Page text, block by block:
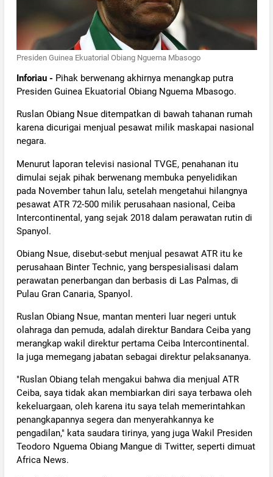
Presiden Guinea Ekuatorial Obiang Nguema Mbasogo
Inforiau - Pihak berwenang akhirnya menangkap putra
Presiden Guinea Ekuatorial Obiang Nguema Mbasogo.
Ruslan Obiang Nsue ditempatkan di bawah tahanan rumah
karena dicurigai menjual pesawat milik maskapai nasional
negara.
Menurut laporan televisi nasional TVGE, penahanan itu
dimulai sejak pihak berwenang membuka penyelidikan
pada November tahun lalu, setelah mengetahui hilangnya
pesawat ATR 72-500 milik perusahaan nasional, Ceiba
Intercontinental, yang sejak 2018 dalam perawatan rutin di
Spanyol.
Obiang Nsue, disebut-sebut menjual pesawat ATR itu ke
perusahaan Binter Technic, yang berspesialisasi dalam
perawatan penerbangan dan berbasis di Las Palmas, di
Pulau Gran Canaria, Spanyol.
Ruslan Obiang Nsue, mantan menteri luar negeri untuk
olahraga dan pemuda, adalah direktur Bandara Ceiba yang
merangkap wakil direktur pertama Ceiba Intercontinental.
Ia juga memegang jabatan sebagai direktur pelaksananya.
"Ruslan Obiang telah mengakui bahwa dia menjual ATR
Ceiba, saya tidak akan membiarkan diri saya terbawa oleh
kekeluargaan, oleh karena itu saya telah memerintahkan
penangkapannya segera dan menyerahkannya ke
pengadilan," kata saudara tirinya, yang juga Wakil Presiden
Teodoro Nguema Obiang Mangue di Twitter, seperti dimuat
Africa News.